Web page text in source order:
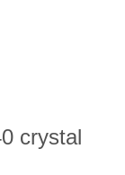
crystal